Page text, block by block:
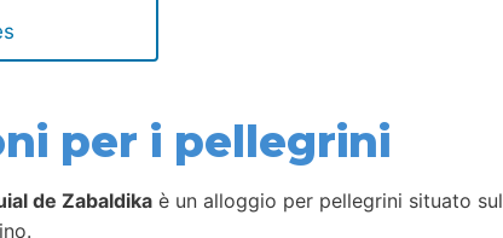
per i pellegrini
de Zabaldika è un alloggio per pellegrini situato sul